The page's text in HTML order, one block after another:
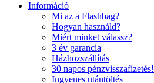
Információ
Mi az a Flashbag?
Hogyan használd?
Miért minket válassz?
3 év garancia
Házhozszállítás
30 napos pénzvisszafizetés!
Ingyenes utántöltés